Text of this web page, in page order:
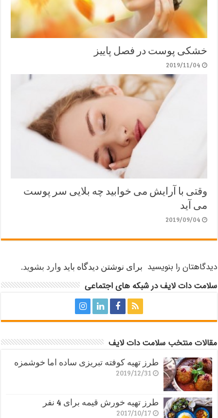
خشکی پوست در فصل پاییز
2019/11/04
وقتی با آرایش می خوابید چه بلایی سر پوست
می آید
2019/09/04
دیدگاهتان را بنویسید برای نوشتن دیدگاه باید وارد بشوید.
سلامت دات لایف در شبکه های اجتماعی
مقالات منتخب سلامت دات لایف
طرز تهیه کوفته تبریزی ساده اما خوشمزه
2019/12/31
طرز تهیه خورش قیمه برای 4 نفر
2017/10/17